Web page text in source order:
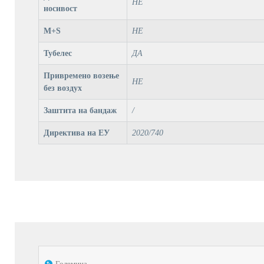
носивост
НЕ
M+S НЕ
Тубелес ДА
Привремено возење
без воздух
НЕ
Заштита на бандаж /
Директива на ЕУ 2020/740